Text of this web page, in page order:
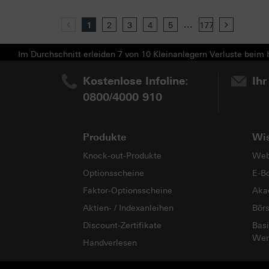
Previous
1 2 3 4 5 ... 177
Im Durchschnitt erleiden 7 von 10 Kleinanlegern Verluste
Kostenlose Infoline:
0800/4000 910
Produkte
Knock-out-Produkte
Optionsscheine
Faktor-Optionsscheine
Aktien- / Indexanleihen
Discount-Zertifikate
Handverlesen
E-